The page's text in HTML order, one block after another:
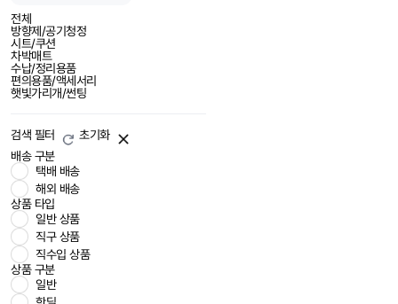
전체
방향제/공기청정
시트/쿠션
차박매트
수납/정리용품
편의용품/액세서리
햇빛가리개/썬팅
검색 필터
초기화
배송 구분
택배 배송
해외 배송
상품 타입
일반 상품
직구 상품
직수입 상품
상품 구분
일반